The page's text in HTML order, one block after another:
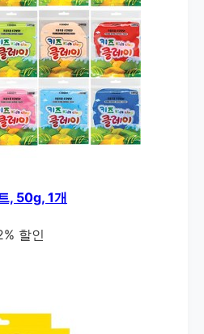
, 50g, 1개
할인